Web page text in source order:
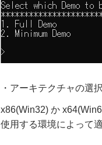
・アーキテクチャの選択
x86(Win32) か
使用する環境によって